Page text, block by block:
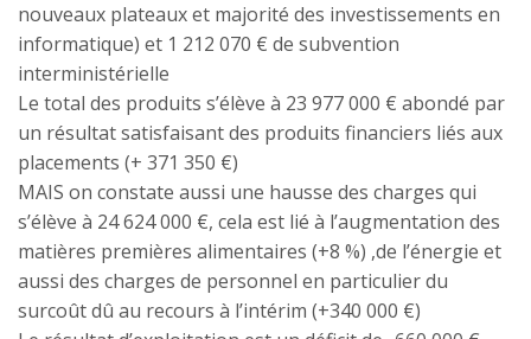
nouveaux plateaux et majorité des investissements en
informatique) et 1 212 070 € de subvention
interministérielle
Le total des produits s’élève à 23 977 000 € abondé par
un résultat satisfaisant des produits financiers liés aux
placements (+ 371 350 €)
MAIS on constate aussi une hausse des charges qui
s’élève à 24 624 000 €, cela est lié à l’augmentation des
matières premières alimentaires (+8 %) ,de l’énergie et
aussi des charges de personnel en particulier du
surcoût dû au recours à l’intérim (+340 000 €)